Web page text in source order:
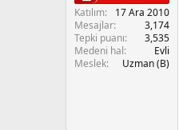
a
t
a
n
r
i
h
Katılım
17 Ara 2010
Mesajlar
3,174
Tepki puanı
3,535
Medeni hal
Evli
Meslek
Uzman (B)